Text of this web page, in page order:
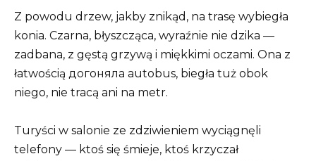
Z powodu drzew, jakby znikąd, na trasę wybiegła
konia. Czarna, błyszcząca, wyraźnie nie dzika —
zadbana, z gęstą grzywą i miękkimi oczami. Ona z
łatwością догоняла autobus, biegła tuż obok
niego, nie tracą ani na metr.
Turyści w salonie ze zdziwieniem wyciągnęli
telefony — ktoś się śmieje, ktoś krzyczał